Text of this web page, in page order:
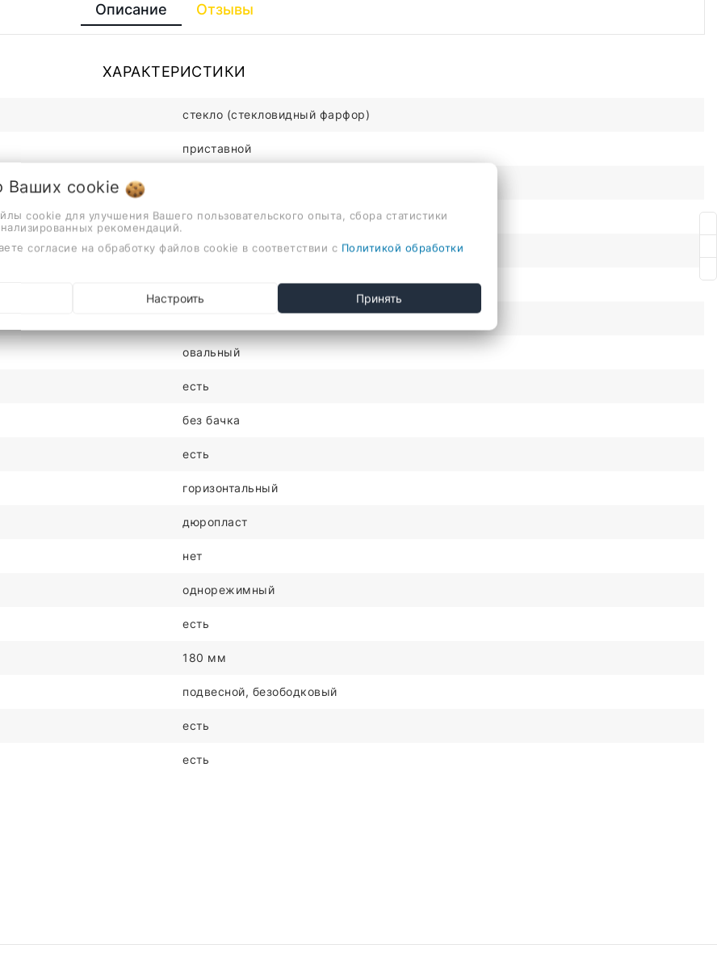
Описание Отзывы
ХАРАКТЕРИСТИКИ
стекло (стекловидный фарфор)
приставной
45см
36см
овальный
есть
без бачка
есть
горизонтальный
дюропласт
нет
однорежимный
есть
180 мм
подвесной, безободковый
есть
есть
Ваших cookie
cookie для улучшения Вашего пользовательского опыта, сбора статистики
рекомендаций.
согласие на обработку файлов cookie в соответствии с Политикой обработки
Настроить Принять